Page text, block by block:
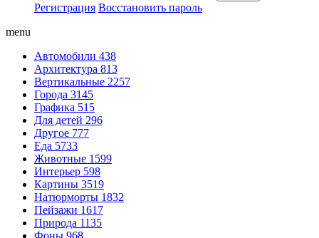
Регистрация Восстановить пароль
menu
Автомобили 438
Архитектура 813
Вертикальные 2257
Города 3145
Графика 515
Для детей 296
Другое 777
Еда 5733
Животные 1599
Интерьер 598
Картины 3519
Натюрморты 1832
Пейзажи 1617
Природа 1135
Фоны 968